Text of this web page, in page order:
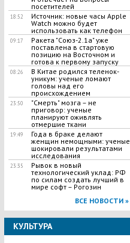
посетителей
18:52
Источник: новые часы Apple
Watch можно будет
использовать как телефон
09:17
Ракета "Союз-2.1а" уже
поставлена в стартовую
позицию на Восточном и
готова к первому запуску
08:26
В Китае родился теленок-
уникум: ученые ломают
головы над его
происхождением
23:50
"Смерть" мозга – не
приговор: ученые
планируют оживлять
отмершие ткани
19:49
Года в браке делают
женщин немощными: ученые
шокировали результатами
исследования
23:35
Рывок в новый
технологический уклад: РФ
по силам создать лучший в
мире софт – Рогозин
ВСЕ НОВОСТИ »
КУЛЬТУРА